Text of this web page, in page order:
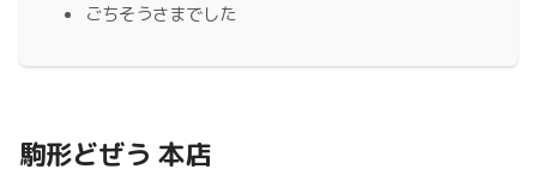
ごちそうさまでした
駒形どぜう 本店